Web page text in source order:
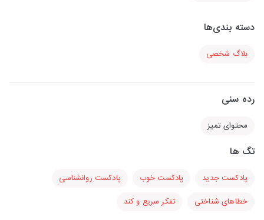
دسته بندی‌ها
بلاگ شخصی
رده سنی
محتوای تمیز
تگ ها
پادکست جدید پادکست خوب
پادکست روانشناسی
خطاهای شناختی
تفکر سریع و کند